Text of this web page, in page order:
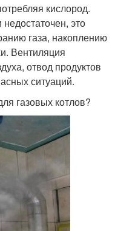
кислород.
это
газа, накоплению
Вентиляция
отвод продуктов
ситуаций.
газовых котлов?